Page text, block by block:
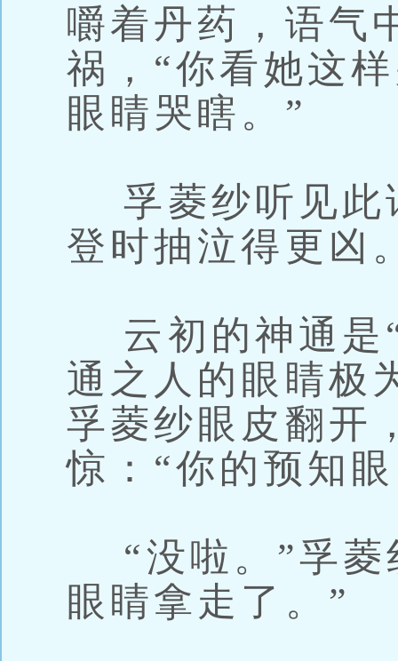
嚼着丹药，语气
祸，“你看她这
眼睛哭瞎。”
孚菱纱听见此
登时抽泣得更凶
云初的神通是
通之人的眼睛极
孚菱纱眼皮翻开
惊：“你的预知
“没啦。”孚菱
眼睛拿走了。”